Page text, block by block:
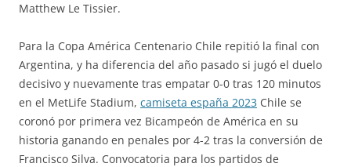
Matthew Le Tissier.
Para la Copa América Centenario Chile repitió la final con
Argentina, y ha diferencia del año pasado si jugó el duelo
decisivo y nuevamente tras empatar 0-0 tras 120 minutos
en el MetLife Stadium, camiseta españa 2023 Chile se
coronó por primera vez Bicampeón de América en su
historia ganando en penales por 4-2 tras la conversión de
Francisco Silva. Convocatoria para los partidos de